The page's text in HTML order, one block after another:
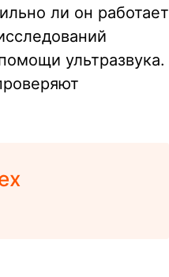
ли он работает
ультразвука.